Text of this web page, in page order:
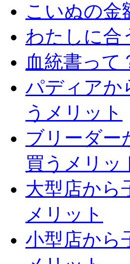
こいぬの金
わたしに合
血統書って
パディアか
うメリット
ブリーダー
買うメリッ
大型店から
メリット
小型店から